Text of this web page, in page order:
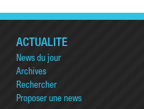
ACTUALITÉ
News du jour
Archives
Rechercher
Proposer une news